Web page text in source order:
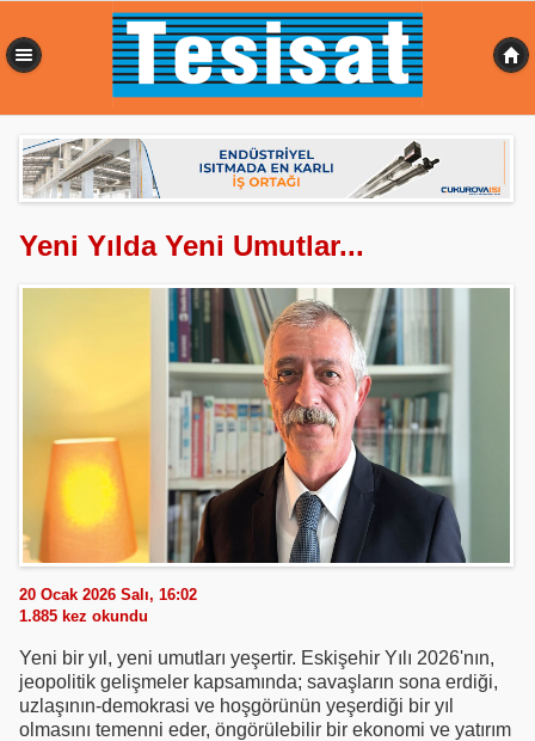
Yeni Yılda Yeni Umutlar...
20 Ocak 2026 Salı, 16:02
1.885 kez okundu
Yeni bir yıl, yeni umutları yeşertir. Eskişehir Yılı 2026'nın,
jeopolitik gelişmeler kapsamında; savaşların sona erdiği,
uzlaşının-demokrasi ve hoşgörünün yeşerdiği bir yıl
olmasını temenni eder, öngörülebilir bir ekonomi ve yatırım
0,164 sn